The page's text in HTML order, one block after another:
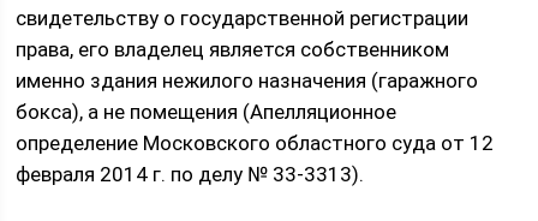
свидетельству о государственной регистрации
права, его владелец является собственником
именно здания нежилого назначения (гаражного
бокса), а не помещения (Апелляционное
определение Московского областного суда от 12
февраля 2014 г. по делу № 33-3313).